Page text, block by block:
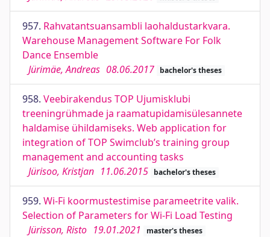
957. Rahvatantsuansambli laohaldustarkvara.
Warehouse Management Software For Folk
Dance Ensemble
Jürimäe, Andreas 08.06.2017 bachelor's theses
958. Veebirakendus TOP Ujumisklubi
treeningrühmade ja raamatupidamisülesannete
haldamise ühildamiseks. Web application for
integration of TOP Swimclub’s training group
management and accounting tasks
Jürisoo, Kristjan 11.06.2015 bachelor's theses
959. Wi-Fi koormustestimise parameetrite valik.
Selection of Parameters for Wi-Fi Load Testing
Jürisson, Risto 19.01.2021 master's theses